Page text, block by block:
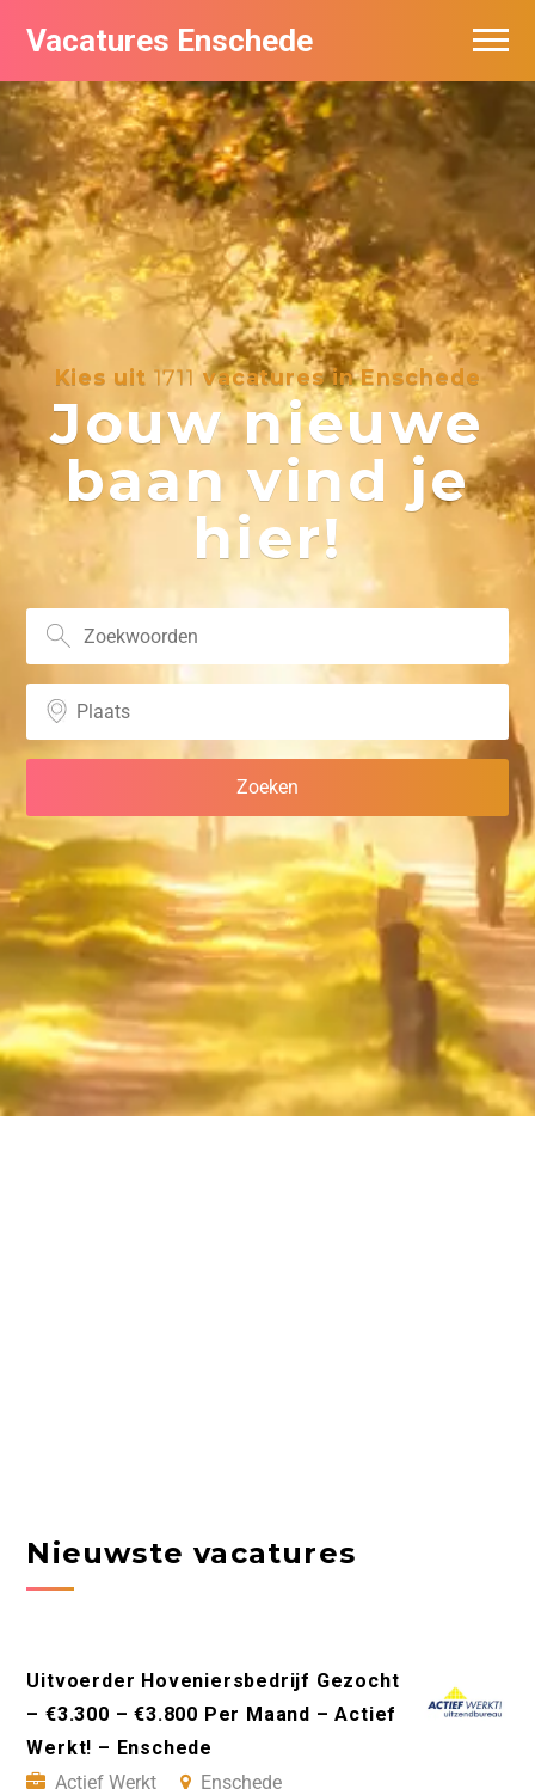
Vacatures Enschede
Kies uit 1711 vacatures in Enschede
Jouw nieuwe
baan vind je
hier!
Nieuwste vacatures
Uitvoerder Hoveniersbedrijf Gezocht
– €3.300 – €3.800 Per Maand – Actief
Werkt! – Enschede
Actief Werkt
Enschede
Vacatures per bedrijf
De populairste vacatures in Enschede
Nieuwsbrief feed